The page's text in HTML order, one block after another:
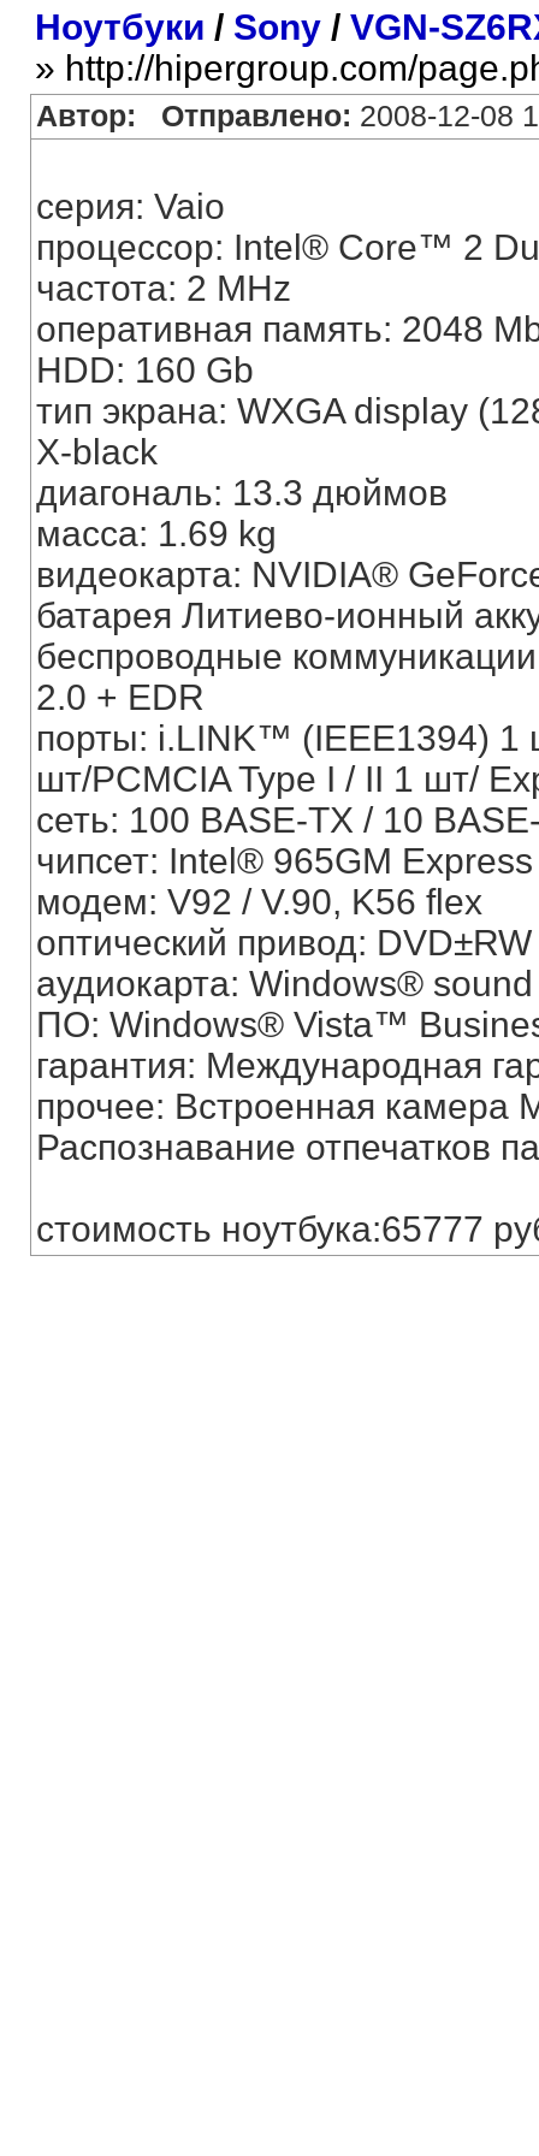
Ноутбуки / Sony/ VGN-
» http://hipergroup.com/
Автор: Отправлено: 2008-12-08
серия: Vaio
процессор: Intel® Core™ 2
частота: 2 MHz
оперативная память: 2048
HDD: 160 Gb
тип экрана: WXGA display
X-black
диагональ: 13.3 дюймов
масса: 1.69 kg
видеокарта: NVIDIA®
батарея Литиево-ионный
беспроводные
2.0 + EDR
порты: i.LINK™ (IEEE1394) 1
шт/PCMCIA Type I / II 1 шт/
сеть: 100 BASE-TX / 10
чипсет: Intel® 965GM Express
модем: V92 / V.90, K56 flex
оптический привод: DVD±RW
аудиокарта: Windows®
ПО: Windows® Vista™
гарантия: Международная
прочее: Встроенная камера
Распознавание отпечатков
стоимость ноутбука:65777